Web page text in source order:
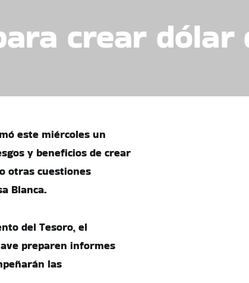
crear dólar
este miércoles un
y beneficios de crear
otras cuestiones
Blanca.
del Tesoro, el
preparen informes
las